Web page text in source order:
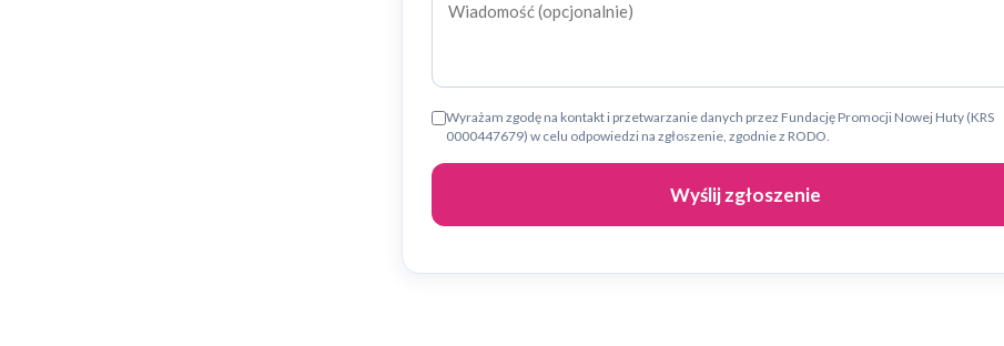
Wyrażam zgodę na kontakt i przetwarzanie danych przez Fundację Promocji Nowej Huty (KRS
0000447679) w celu odpowiedzi na zgłoszenie, zgodnie z RODO.
Wyślij zgłoszenie